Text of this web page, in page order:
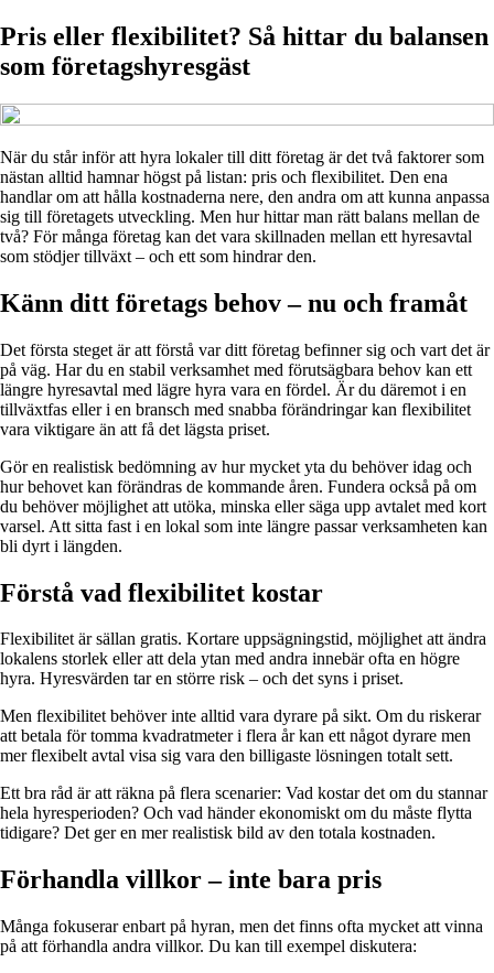
Pris eller flexibilitet? Så hittar du balansen
som företags­hyresgäst
När du står inför att hyra lokaler till ditt företag är det två faktorer som
nästan alltid hamnar högst på listan: pris och flexibilitet. Den ena
handlar om att hålla kostnaderna nere, den andra om att kunna anpassa
sig till företagets utveckling. Men hur hittar man rätt balans mellan de
två? För många företag kan det vara skillnaden mellan ett hyresavtal
som stödjer tillväxt – och ett som hindrar den.
Känn ditt företags behov – nu och framåt
Det första steget är att förstå var ditt företag befinner sig och vart det är
på väg. Har du en stabil verksamhet med förutsägbara behov kan ett
längre hyresavtal med lägre hyra vara en fördel. Är du däremot i en
tillväxtfas eller i en bransch med snabba förändringar kan flexibilitet
vara viktigare än att få det lägsta priset.
Gör en realistisk bedömning av hur mycket yta du behöver idag och
hur behovet kan förändras de kommande åren. Fundera också på om
du behöver möjlighet att utöka, minska eller säga upp avtalet med kort
varsel. Att sitta fast i en lokal som inte längre passar verksamheten kan
bli dyrt i längden.
Förstå vad flexibilitet kostar
Flexibilitet är sällan gratis. Kortare uppsägningstid, möjlighet att ändra
lokalens storlek eller att dela ytan med andra innebär ofta en högre
hyra. Hyresvärden tar en större risk – och det syns i priset.
Men flexibilitet behöver inte alltid vara dyrare på sikt. Om du riskerar
att betala för tomma kvadratmeter i flera år kan ett något dyrare men
mer flexibelt avtal visa sig vara den billigaste lösningen totalt sett.
Ett bra råd är att räkna på flera scenarier: Vad kostar det om du stannar
hela hyresperioden? Och vad händer ekonomiskt om du måste flytta
tidigare? Det ger en mer realistisk bild av den totala kostnaden.
Förhandla villkor – inte bara pris
Många fokuserar enbart på hyran, men det finns ofta mycket att vinna
på att förhandla andra villkor. Du kan till exempel diskutera: